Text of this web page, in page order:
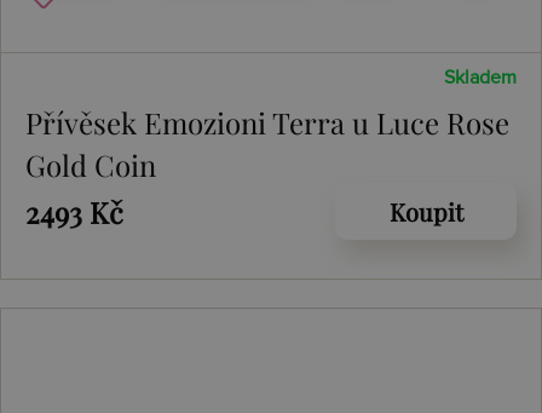
Skladem
Přívěsek Emozioni Terra u Luce Rose
Gold Coin
2493 Kč
Koupit